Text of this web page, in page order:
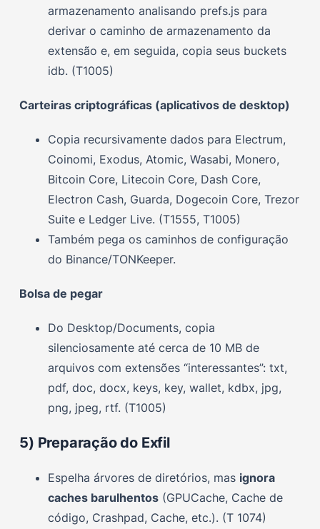
armazenamento analisando prefs.js para
derivar o caminho de armazenamento da
extensão e, em seguida, copia seus buckets
idb. (T1005)
Carteiras criptográficas (aplicativos de desktop)
Copia recursivamente dados para Electrum,
Coinomi, Exodus, Atomic, Wasabi, Monero,
Bitcoin Core, Litecoin Core, Dash Core,
Electron Cash, Guarda, Dogecoin Core, Trezor
Suite e Ledger Live. (T1555, T1005)
Também pega os caminhos de configuração
do Binance/TONKeeper.
Bolsa de pegar
Do Desktop/Documents, copia
silenciosamente até cerca de 10 MB de
arquivos com extensões “interessantes”: txt,
pdf, doc, docx, keys, key, wallet, kdbx, jpg,
png, jpeg, rtf. (T1005)
5) Preparação do Exfil
Espelha árvores de diretórios, mas ignora
caches barulhentos (GPUCache, Cache de
código, Crashpad, Cache, etc.). (T 1074)